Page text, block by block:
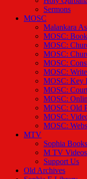
Sermons
MOSC
Malankara
MOSC:
MOSC:
MOSC:
MOSC:
MOSC:
MOSC: Key
MOSC:
MOSC:
MOSC: Old
MOSC:
MOSC:
MTV
Sophia Books
M TV Videos
Support Us
Old Archives